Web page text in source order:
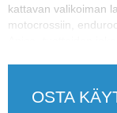
kattavan valikoiman
motocrossiin,
OSTA